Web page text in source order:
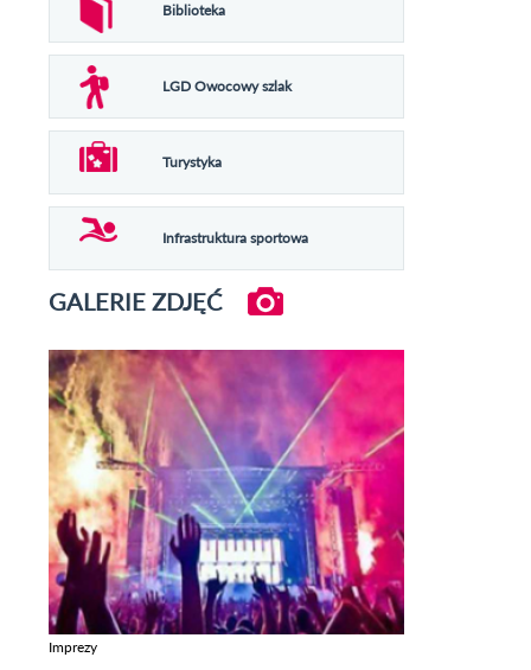
Biblioteka
LGD Owocowy szlak
Turystyka
Infrastruktura sportowa
GALERIE ZDJĘĆ
Imprezy